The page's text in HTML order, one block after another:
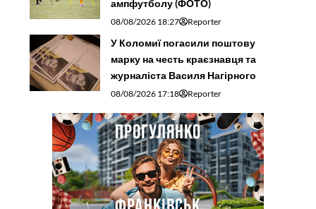
ампфутболу (ФОТО)
08/08/2026 18:27 Reporter
У Коломиї погасили поштову
марку на честь краєзнавця та
журналіста Василя Нагірного
08/08/2026 17:18 Reporter